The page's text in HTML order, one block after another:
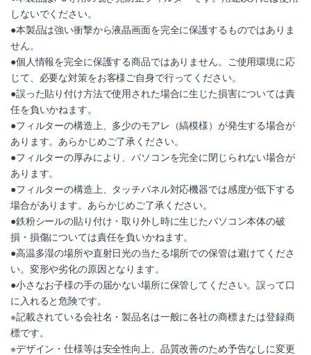
しないでください。
●本製品は強い衝撃から液晶画面を完全に保護するものではありま
せん。
●個人情報を完全に保護する商品ではありません。ご使用環境に応
じて、必要な対策をお客様ご自身で行ってください。
●誤った貼り付け方法で使用された場合に生じた損害については責
任を負いかねます。
●フィルターの構造上、多少のモアレ（縞模様）が発生する場合が
あります。あらかじめご了承ください。
●フィルターの厚みにより、パソコンを完全に閉じられない場合が
あります。
●フィルターの構造上、タッチパネル対応機器では感度が低下する
場合があります。あらかじめご了承ください。
●鉄粉シールの貼り付け・取り外し時に生じたパソコン本体の破
損・損傷については責任を負いかねます。
●高温多湿の場所や直射日光の当たる場所での保管は避けてくださ
い。変形や劣化の原因となります。
●小さなお子様の手の届かない場所に保管してください。誤って口
に入れると危険です。
※記載されている会社名・製品名は一般に各社の商標または登録商
標です。
※デザイン・仕様等は安全性向上、品質改善のため予告なしに変更